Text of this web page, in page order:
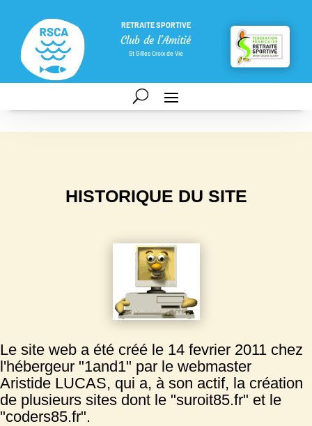
RETRAITE SPORTIVE
Club de l'Amitié
St Gilles Croix de Vie
HISTORIQUE DU SITE
Le site web a été créé le 14 fevrier 2011 chez
l'hébergeur "1and1" par le webmaster
Aristide LUCAS, qui a, à son actif, la création
de plusieurs sites dont le "suroit85.fr" et le
"coders85.fr".